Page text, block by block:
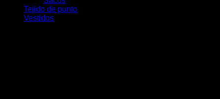
Tejido de punto
Vestidos